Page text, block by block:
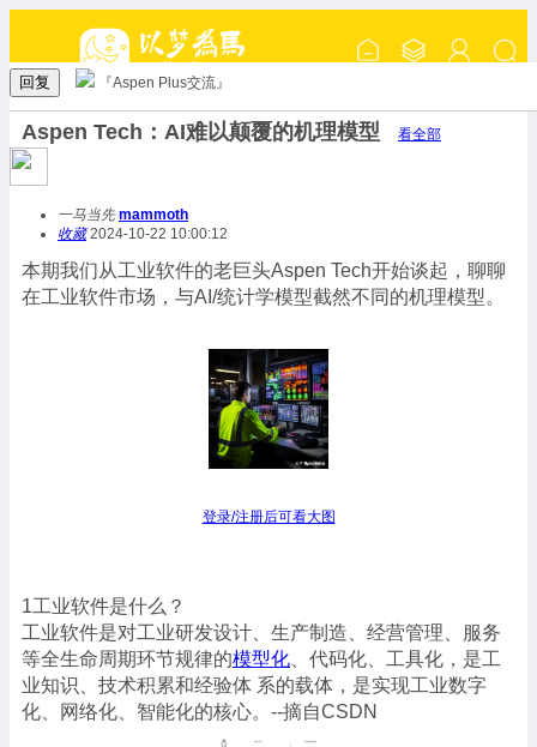
回复 『Aspen Plus交流』
Aspen Tech：AI难以颠覆的机理模型 看全部
一马当先 mammoth
收藏2024-10-22 10:00:12
本期我们从工业软件的老巨头Aspen Tech开始谈起，聊聊
在工业软件市场，与AI/统计学模型截然不同的机理模型。
登录/注册后可看大图
1工业软件是什么？
工业软件是对工业研发设计、生产制造、经营管理、服务
等全生命周期环节规律的模型化 、代码化、工具化，是工
业知识、技术积累和经验体 系的载体，是实现工业数字
化、网络化、智能化的核心。--摘自CSDN